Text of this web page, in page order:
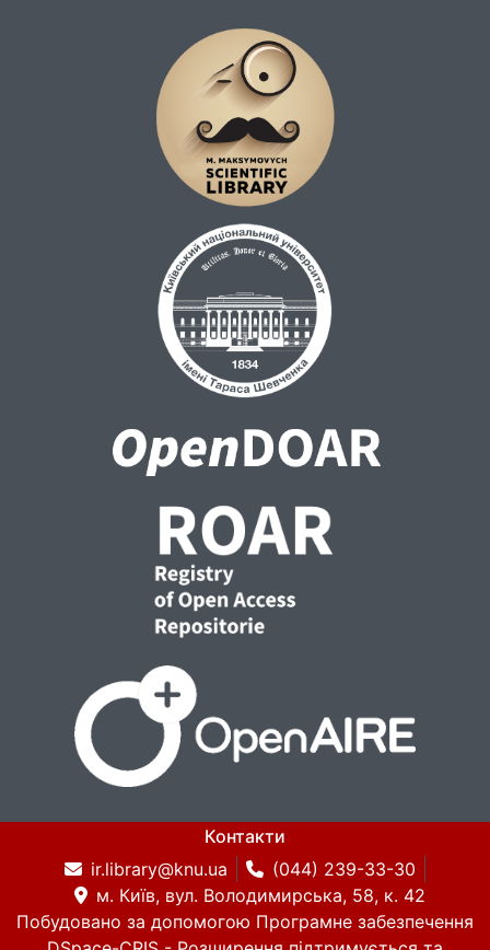
Контакти
ir.library@knu.ua
(044) 239-33-30
м. Київ, вул. Володимирська, 58, к. 42
Побудовано за допомогою Програмне забезпечення